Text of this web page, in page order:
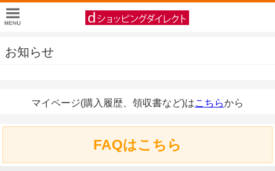
お知らせ
マイページ(購入履歴、領収書など)はこちらから
FAQはこちら